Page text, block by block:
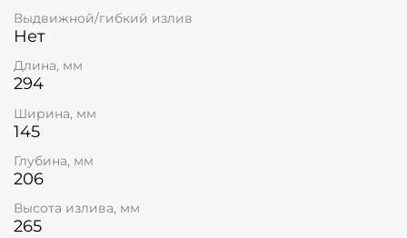
Выдвижной/гибкий излив
Нет
Длина, мм
294
Ширина, мм
145
Глубина, мм
206
Высота излива, мм
265